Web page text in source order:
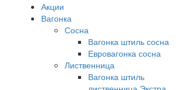
Акции
Вагонка
Сосна
Вагонка штиль сосна
Евровагонка сосна
Лиственница
Вагонка штиль